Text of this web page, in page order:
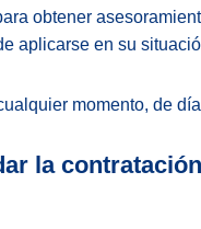
obtener
aplicarse en su
momento, de
la